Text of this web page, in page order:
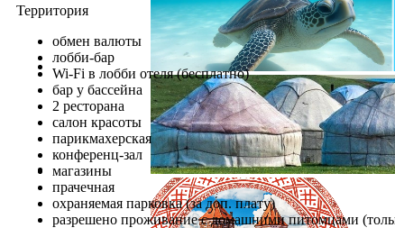
Территория
обмен валюты
лобби-бар
Wi-Fi в лобби отеля (бесплатно)
бар у бассейна
2 ресторана
салон красоты
парикмахерская
конференц-зал
магазины
прачечная
охраняемая парковка (за доп. плату)
разрешено проживание с домашними питомцами